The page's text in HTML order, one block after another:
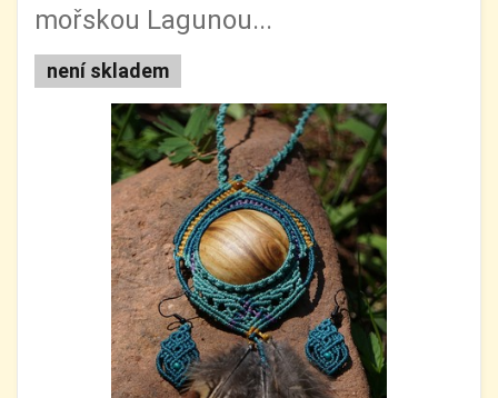
mořskou Lagunou...
není skladem